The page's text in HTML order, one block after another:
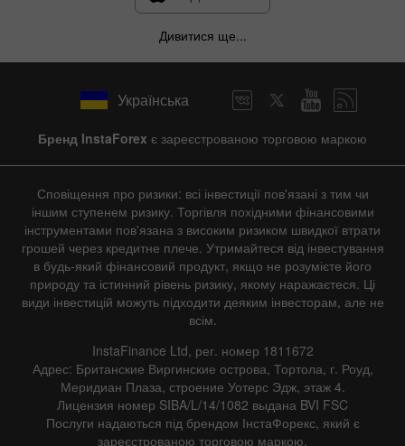
Дивитися ще...
Українська
Бренд InstaForex є зареєстрованою торговою маркою
Сповіщення про ризики: всі інвестиції пов'язані з тим чи
іншим ступенем ризику. Торгівля похідними фінансовими
інструментами пов'язана з високим ризиком швидкої втрати
грошей через кредитне плече. Утримайтеся від інвестування
в будь-який фінансовий продукт, якщо не розумієте його
природу та істинний рівень ризику, якому наражаєтеся. Ці
види інвестицій можуть підходити деяким інвесторам, але не
всім.
InstaFinance Ltd, рег. номер 1811672
Адрес: Британские Виргинские острова, Тортола, г. Роуд,
Меридиан Плаза, строение Уотерс Эдж, этаж 4.
Лицензия номер SIBA/L/14/1082 выдана BVI FSC
Послуги надаються під брендом ІнстаФорекс, який є
зареєстрованою торговою маркою.